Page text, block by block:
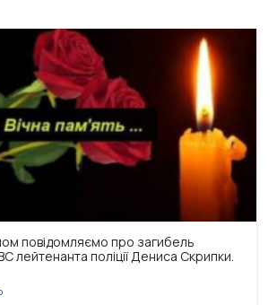
повідомляємо про загибель
лейтенанта поліції Дениса Скрипки.